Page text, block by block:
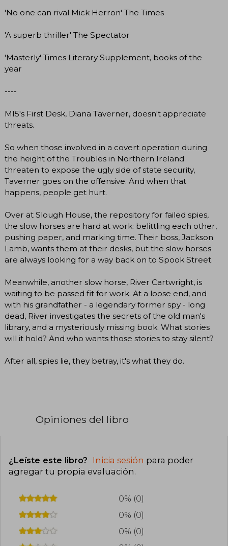
'No one can rival Mick Herron' The Times
'A superb thriller' The Spectator
'Masterly' Times Literary Supplement, books of the
year
----
MI5's First Desk, Diana Taverner, doesn't appreciate
threats.
So when those involved in a covert operation during
the height of the Troubles in Northern Ireland
threaten to expose the ugly side of state security,
Taverner goes on the offensive. And when that
happens, people get hurt.
Over at Slough House, the repository for failed spies,
the slow horses are hard at work: belittling each other,
pushing paper, and marking time. Their boss, Jackson
Lamb, wants them at their desks, but the slow horses
are always looking for a way back on to Spook Street.
Meanwhile, another slow horse, River Cartwright, is
waiting to be passed fit for work. At a loose end, and
with his grandfather - a legendary former spy - long
dead, River investigates the secrets of the old man's
library, and a mysteriously missing book. What stories
will it hold? And who wants those stories to stay silent?
After all, spies lie, they betray, it's what they do.
Opiniones del libro
¿Leíste este libro? Inicia sesión para poder
agregar tu propia evaluación.
0% (0)
0% (0)
0% (0)